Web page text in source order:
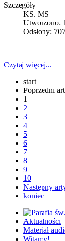
Szczegóły
KS. MS
Utworzono:
Odsłony: 707
Czytaj więcej...
start
Poprzedni
1
2
3
4
5
6
7
8
9
10
Następny
koniec
Aktualności
Materiał
Witamy!